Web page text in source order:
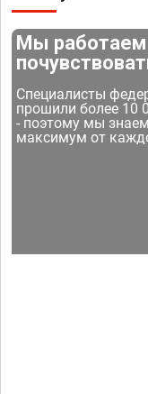
Мы работаем
Специалисты
прошили более 10
- поэтому мы
максимум от